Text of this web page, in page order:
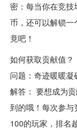
密：每当你在竞
币，还可以解锁
竟吧！
如何获取贡献值？
问题：奇迹暖暖
解答： 要想成为
到的哦！每次参
100的玩家，排名